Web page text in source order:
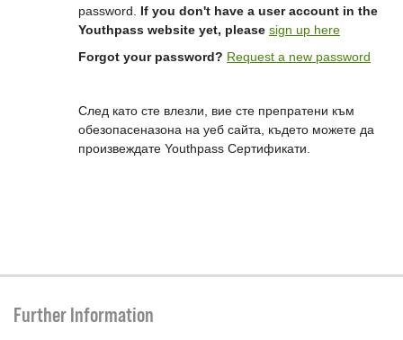
password. If you don't have a user account in the
Youthpass website yet, please sign up here
Forgot your password? Request a new password
След като сте влезли, вие сте препратени към
обезопасеназона на уеб сайта, където можете да
произвеждате Youthpass Сертификати.
Further Information